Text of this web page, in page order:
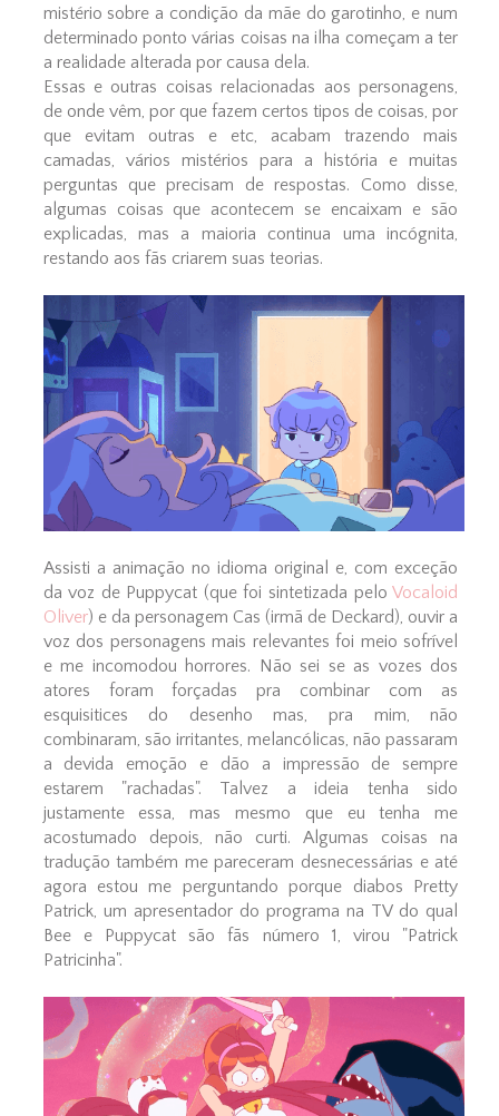
mistério sobre a condição da mãe do garotinho, e num
determinado ponto várias coisas na ilha começam a ter
a realidade alterada por causa dela.
Essas e outras coisas relacionadas aos personagens,
de onde vêm, por que fazem certos tipos de coisas, por
que evitam outras e etc, acabam trazendo mais
camadas, vários mistérios para a história e muitas
perguntas que precisam de respostas. Como disse,
algumas coisas que acontecem se encaixam e são
explicadas, mas a maioria continua uma incógnita,
restando aos fãs criarem suas teorias.
Assisti a animação no idioma original e, com exceção
da voz de Puppycat (que foi sintetizada peloVocaloid
Oliver) e da personagem Cas (irmã de Deckard), ouvir a
voz dos personagens mais relevantes foi meio sofrível
e me incomodou horrores. Não sei se as vozes dos
atores foram forçadas pra combinar com as
esquisitices do desenho mas, pra mim, não
combinaram, são irritantes, melancólicas, não passaram
a devida emoção e dão a impressão de sempre
estarem "rachadas". Talvez a ideia tenha sido
justamente essa, mas mesmo que eu tenha me
acostumado depois, não curti. Algumas coisas na
tradução também me pareceram desnecessárias e até
agora estou me perguntando porque diabos Pretty
Patrick, um apresentador do programa na TV do qual
Bee e Puppycat são fãs número 1, virou "Patrick
Patricinha".